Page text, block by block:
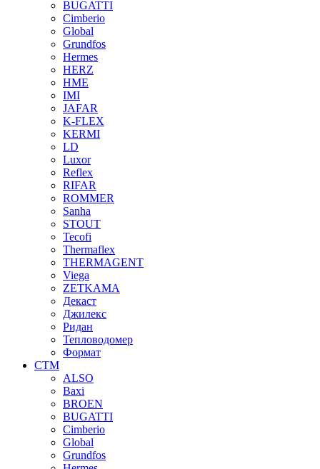
BUGATTI
Cimberio
Global
Grundfos
Hermes
HERZ
HME
IMI
JAFAR
K-FLEX
KERMI
LD
Luxor
Reflex
RIFAR
ROMMER
Sanha
STOUT
Tecofi
Thermaflex
THERMAGENT
Viega
ZETKAMA
Декаст
Джилекс
Ридан
Тепловодомер
Формат
СТМ
ALSO
Baxi
BROEN
BUGATTI
Cimberio
Global
Grundfos